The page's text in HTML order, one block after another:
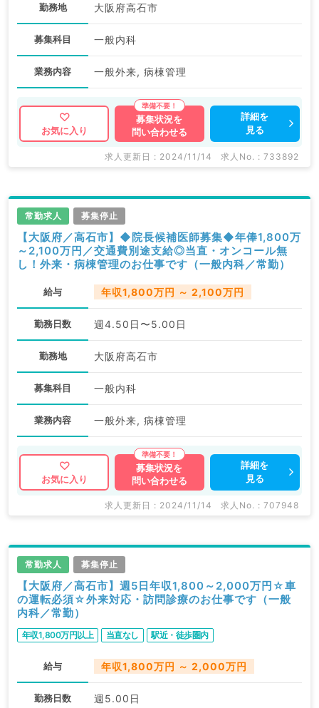
勤務地 大阪府高石市
募集科目 一般内科
業務内容 一般外来, 病棟管理
お気に入り
募集状況を
問い合わせる
詳細を
見る
求人更新日 : 2024/11/14 求人No. : 733892
常勤求人 募集停止
【大阪府／高石市】◆院長候補医師募集◆年俸1,800万
～2,100万円／交通費別途支給◎当直・オンコール無
し！外来・病棟管理のお仕事です（一般内科／常勤）
給与 年収1,800万円 ～ 2,100万円
勤務日数 週4.50日〜5.00日
勤務地 大阪府高石市
募集科目 一般内科
業務内容 一般外来, 病棟管理
お気に入り
募集状況を
問い合わせる
詳細を
見る
求人更新日 : 2024/11/14 求人No. : 707948
常勤求人 募集停止
【大阪府／高石市】週5日年収1,800～2,000万円☆車
の運転必須☆外来対応・訪問診療のお仕事です（一般
内科／常勤）
年収1,800万円以上 当直なし 駅近・徒歩圏内
給与 年収1,800万円 ～ 2,000万円
勤務日数 週5.00日